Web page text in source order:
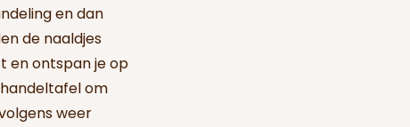
en dan
de naaldjes
en ontspan je op
om
weer